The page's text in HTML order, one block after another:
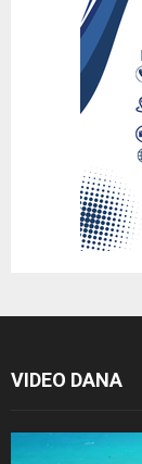
VIDEO DANA